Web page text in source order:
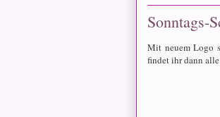
Sonntags-
Mit neuem Logo
findet ihr dann alle